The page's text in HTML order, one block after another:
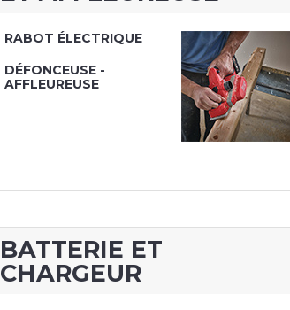
RABOT ÉLECTRIQUE
DÉFONCEUSE -
AFFLEUREUSE
BATTERIE ET
CHARGEUR